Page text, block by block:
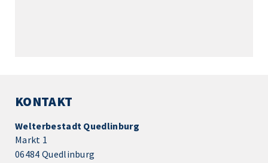
KONTAKT
Welterbestadt Quedlinburg
Markt 1
06484 Quedlinburg